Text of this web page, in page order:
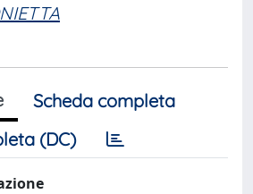
Scheda completa
(DC)